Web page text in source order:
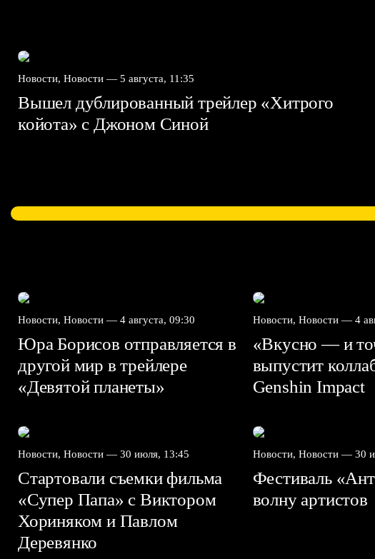
Новости, Новости — 5 августа, 11:35
Вышел дублированный трейлер «Хитрого
койота» с Джоном Синой
Новости, Новости — 4 августа, 09:30
Юра Борисов отправляется в
другой мир в трейлере
«Девятой планеты»
Новости, Новости — 4
«Вкусно — и
выпустит
Genshin Impact⁠⁠
Новости, Новости — 30 июля, 13:45
Стартовали съемки фильма
«Супер Папа» с Виктором
Хориняком и Павлом
Деревянко
Новости, Новости — 30
Фестиваль
волну артистов